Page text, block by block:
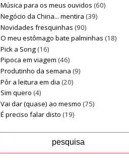
Música para os meus ouvidos (60)
Negócio da China... mentira (39)
Novidades fresquinhas (90)
O meu estômago bate palminhas (18)
Pick a Song(16)
Pipoca em viagem (46)
Produtinho da semana (9)
Pôr a leitura em dia (20)
Sim quero (4)
Vai dar (quase) ao mesmo (75)
É preciso falar disto (19)